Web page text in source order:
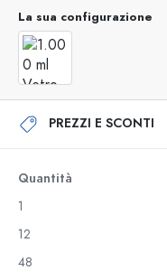
La sua configurazione
PREZZI E SCONTI
Quantità
1
12
48